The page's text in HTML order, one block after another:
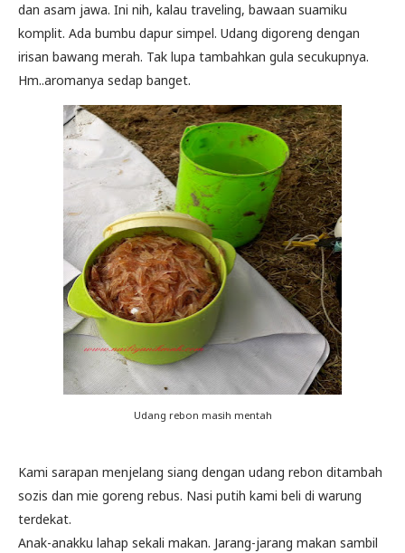
dan asam jawa. Ini nih, kalau traveling, bawaan suamiku
komplit. Ada bumbu dapur simpel. Udang digoreng dengan
irisan bawang merah. Tak lupa tambahkan gula secukupnya.
Hm..aromanya sedap banget.
Udang rebon masih mentah
Kami sarapan menjelang siang dengan udang rebon ditambah
sozis dan mie goreng rebus. Nasi putih kami beli di warung
terdekat.
Anak-anakku lahap sekali makan. Jarang-jarang makan sambil